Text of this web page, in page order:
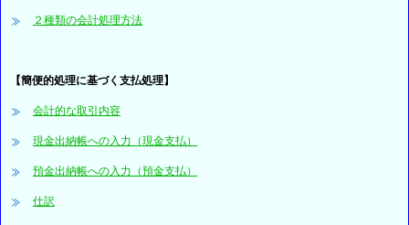
２種類の会計処理方法
【簡便的処理に基づく支払処理】
会計的な取引内容
現金出納帳への入力（現金支払）
預金出納帳への入力（預金支払）
仕訳